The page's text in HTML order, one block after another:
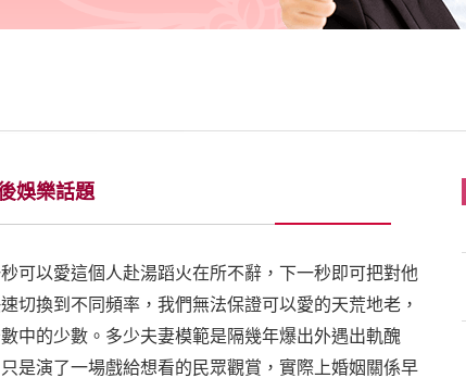
娛樂話題
可以愛這個人赴湯蹈火在所不辭，下一秒即可把對他
切換到不同頻率，我們無法保證可以愛的天荒地老，
中的少數。多少夫妻模範是隔幾年爆出外遇出軌醜
是演了一場戲給想看的民眾觀賞，實際上婚姻關係早